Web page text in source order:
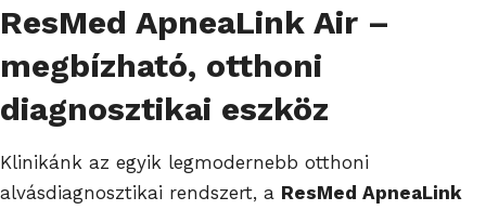
ResMed ApneaLink Air –
megbízható, otthoni
diagnosztikai eszköz
Klinikánk az egyik legmodernebb otthoni
alvásdiagnosztikai rendszert, a ResMed ApneaLink